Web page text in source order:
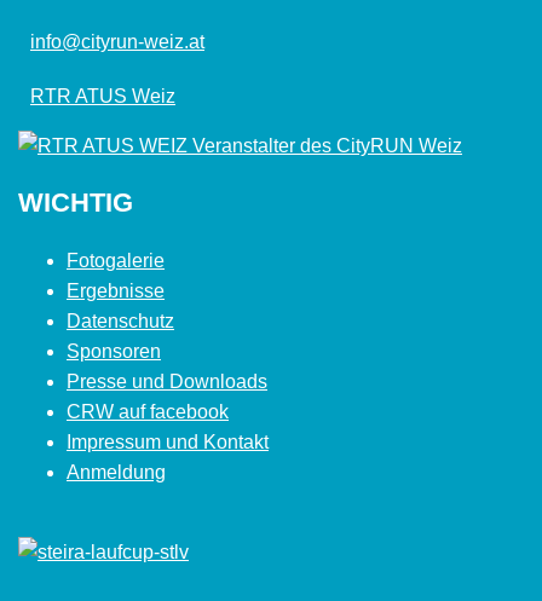
info@cityrun-weiz.at
RTR ATUS Weiz
WICHTIG
Fotogalerie
Ergebnisse
Datenschutz
Sponsoren
Presse und Downloads
CRW auf facebook
Impressum und Kontakt
Anmeldung